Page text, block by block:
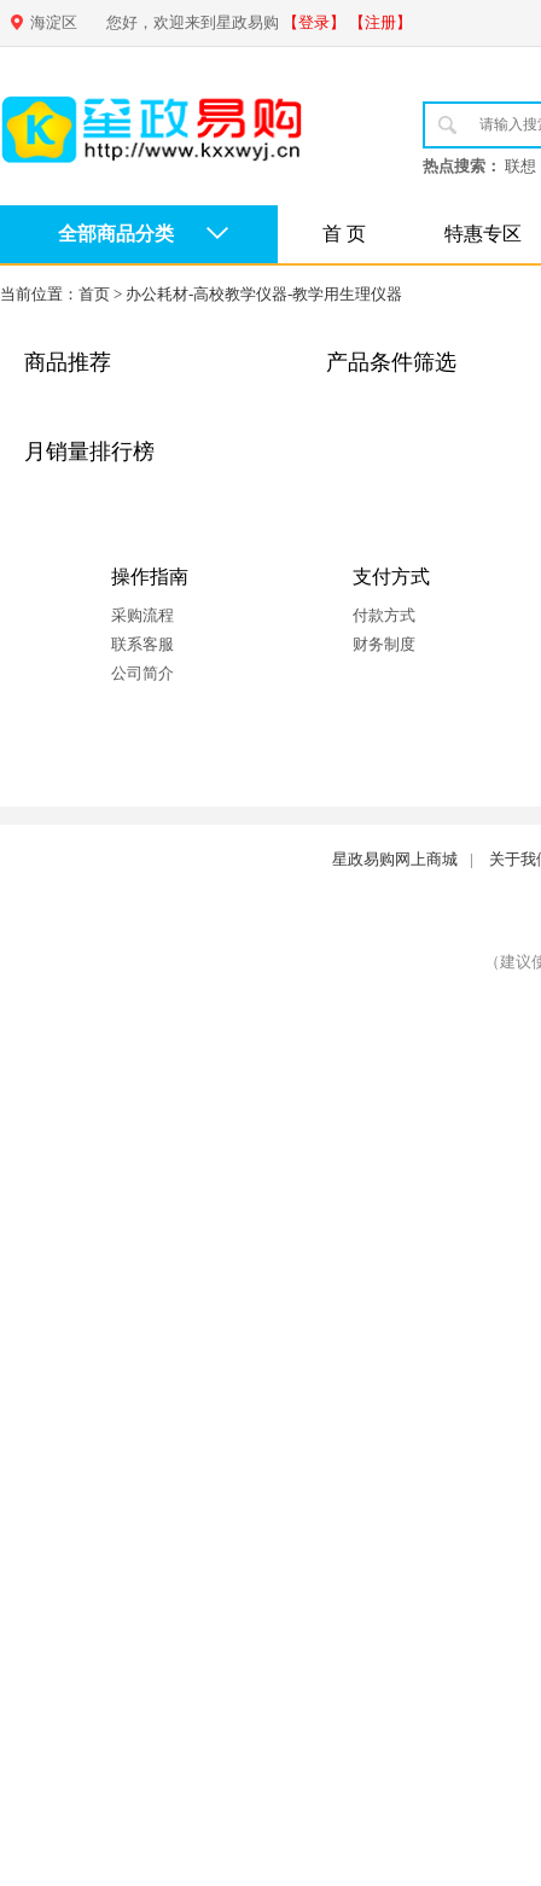
海淀区 您好，欢迎来到星政易购 【登录】 【注册】
热点搜索： 联想
全部商品分类 首 页 特惠专区
当前位置： 首页 > 办公耗材-高校教学仪器-教学用生理仪器
商品推荐
月销量排行榜
产品条件筛选
操作指南
采购流程
联系客服
公司简介
支付方式
付款方式
财务制度
星政易购网上商城 | 关于我
（建